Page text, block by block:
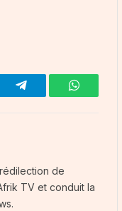
Telegram WhatsApp
de
TV et conduit la